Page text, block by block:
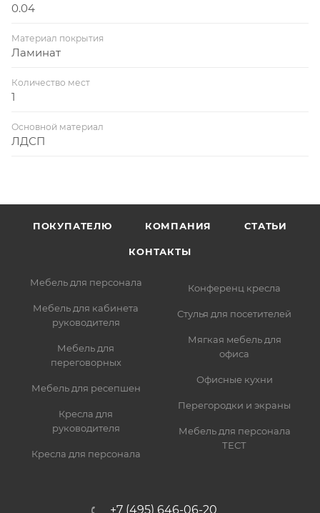
0.04
Материал покрытия
Ламинат
Количество мест
1
Основной материал
ЛДСП
ПОКУПАТЕЛЮ КОМПАНИЯ СТАТЬИ
КОНТАКТЫ
Мебель для персонала
Мебель для кабинета
руководителя
Мебель для
переговорных
Мебель для ресепшен
Кресла для
руководителя
Кресла для персонала
Конференц кресла
Стулья для посетителей
Мягкая мебель для
офиса
Офисные кухни
Перегородки и экраны
Мебель для персонала
ТЕСТ
+7 (495) 646-06-20